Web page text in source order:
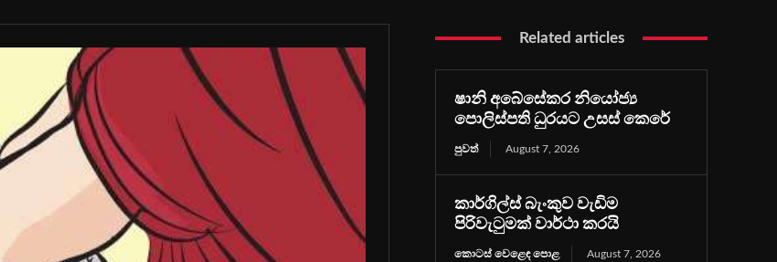
Related articles
ෂානි අබේසේකර නියෝජ්‍ය
පොලිස්පති ධුරයට උසස් කෙරේ
පුවත් August 7, 2026
කාර්ගිල්ස් බැංකුව වැඩිම
පිරිවැටුමක් වාර්ථා කරයි
කොටස් වෙළෙඳ පොළ August 7, 2026